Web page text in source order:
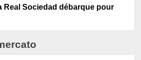
Real Sociedad débarque pour